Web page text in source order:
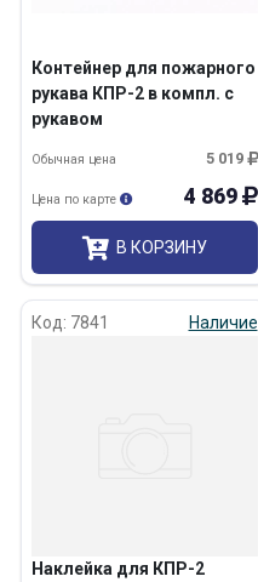
Контейнер для пожарного
рукава КПР-2 в компл. с
рукавом
5 019
Обычная цена
4 869
Цена по карте
В КОРЗИНУ
Код: 7841 Наличие
Наклейка для КПР-2